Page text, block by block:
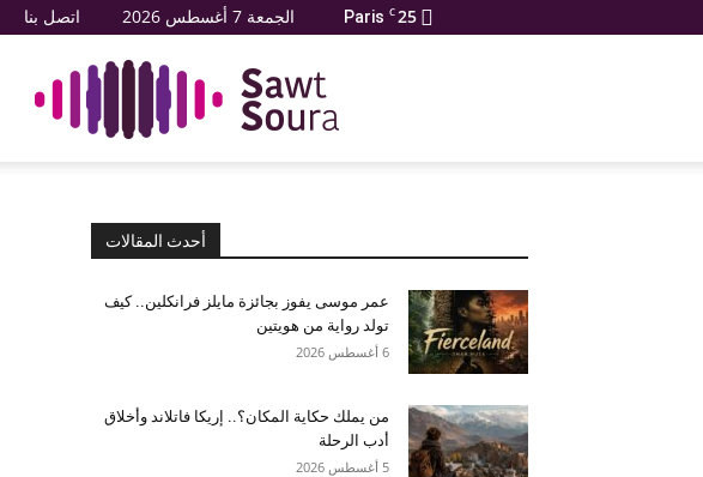
25
C
Paris الجمعة 7 أغسطس 2026 اتصل بنا
أحدث المقالات
عمر موسى يفوز بجائزة مايلز فرانكلين.. كيف
تولد رواية من هويتين
6 أغسطس 2026
من يملك حكاية المكان؟.. إريكا فاتلاند وأخلاق
أدب الرحلة
5 أغسطس 2026